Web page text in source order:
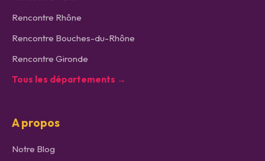
Rencontre Rhône
Rencontre Bouches-du-Rhône
Rencontre Gironde
Tous les départements →
A propos
Notre Blog